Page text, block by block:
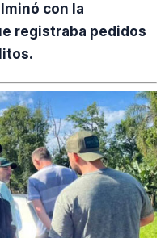
con la
registraba pedidos